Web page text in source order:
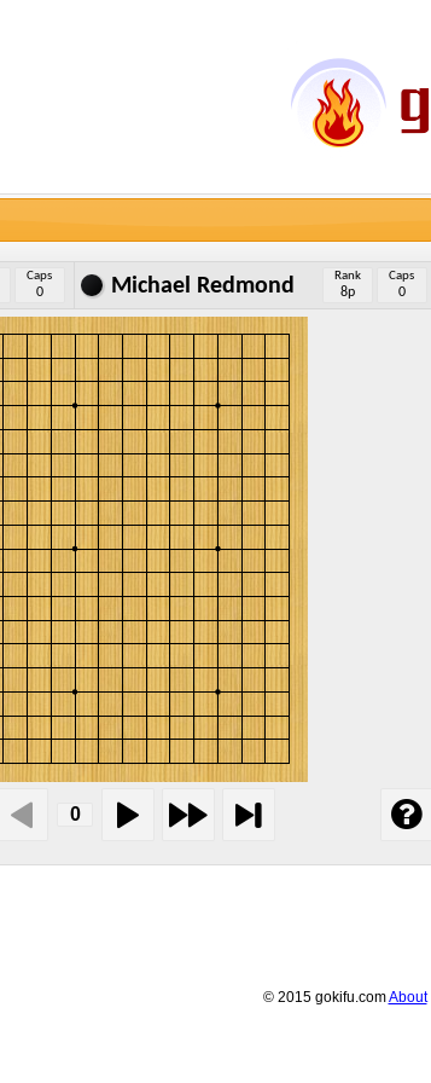
Caps
0 Michael Redmond Rank
8p
Caps
0
© 2015 gokifu.comAbout|